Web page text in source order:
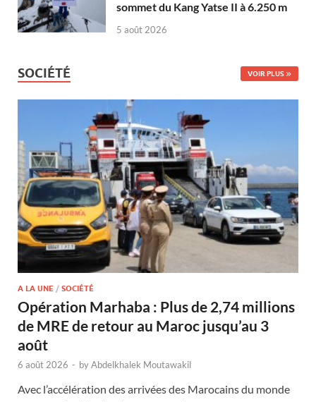
sommet du Kang Yatse II à 6.250 m
5 août 2026
SOCIÉTÉ VOIR PLUS
A LA UNE / SOCIÉTÉ
Opération Marhaba : Plus de 2,74 millions
de MRE de retour au Maroc jusqu’au 3
août
6 août 2026 - byAbdelkhalek Moutawakil
Avec l’accélération des arrivées des Marocains du monde